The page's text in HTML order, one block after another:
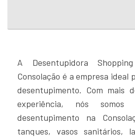
A Desentupidora
Consolação é a empresa ideal
desentupimento. Com mais
experiência, nós somos
desentupimento na
tanques, vasos sanitários,